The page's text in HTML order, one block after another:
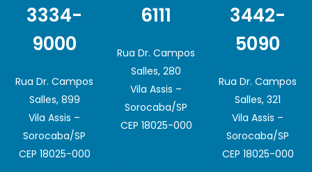
3334-
9000
Rua Dr. Campos
Salles, 899
Vila Assis –
Sorocaba/SP
CEP 18025-000
6111
Rua Dr. Campos
Salles, 280
Vila Assis –
Sorocaba/SP
CEP 18025-000
3442-
5090
Rua Dr. Campos
Salles, 321
Vila Assis –
Sorocaba/SP
CEP 18025-000